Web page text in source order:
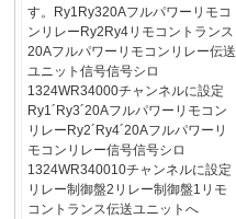
す。Ry1Ry320Aフルパワーリモコ
ンリレーRy2Ry4リモコントランス
20Aフルパワーリモコンリレー伝送
ユニット信号信号シロ
1324WR34000チャンネルに設定
Ry1´Ry3´20Aフルパワーリモコン
リレーRy2´Ry4´20Aフルパワーリ
モコンリレー信号信号シロ
1324WR340010チャンネルに設定
リレー制御盤2リレー制御盤1リモ
コントランス伝送ユニットへ